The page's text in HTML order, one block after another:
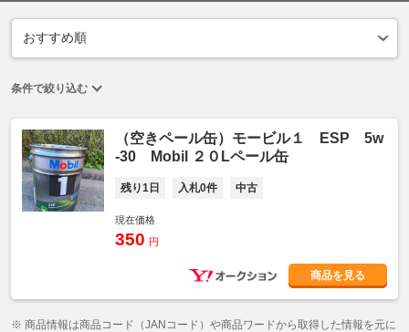
条件で絞り込む
（空きペール缶）モービル１ ESP 5w
-30 Mobil ２０Lペール缶
残り1日 入札0件 中古
現在価格
350 円
商品を見る
※ 商品情報は商品コード（JANコード）や商品ワードから取得した情報を元に